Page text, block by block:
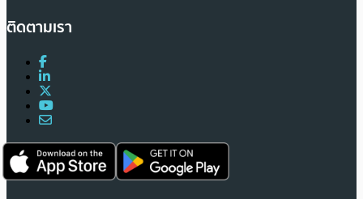
ติดตามเรา